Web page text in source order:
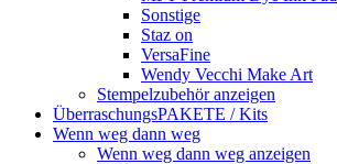
Sonstige
Staz on
VersaFine
Wendy Vecchi Make Art
Stempelzubehör anzeigen
ÜberraschungsPAKETE / Kits
Wenn weg dann weg
Wenn weg dann weg anzeigen